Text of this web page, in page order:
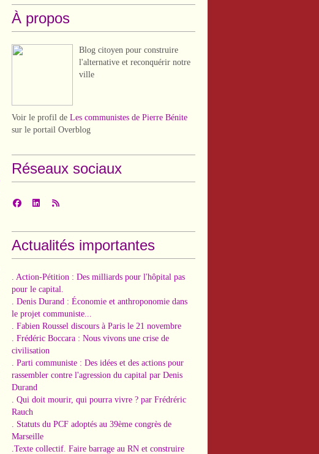
À propos
Blog citoyen pour construire
l'alternative et reconquérir notre
ville
Voir le profil de Les communistes de Pierre Bénite
sur le portail Overblog
Réseaux sociaux
Actualités importantes
. Action-Pétition : Des milliards pour l'hôpital pas
pour le capital.
. Denis Durand : Économie et anthroponomie dans
le projet communiste...
. Fabien Roussel discours à Paris le 21 novembre
. Frédéric Boccara : Nous vivons une crise de
civilisation
. Parti communiste : Des idées et des actions pour
rassembler contre l'agression du capital par Denis
Durand
. Qui doit mourir, qui pourra vivre ? par Frédréric
Rauch
. Statuts du PCF adoptés au 39ème congrès de
Marseille
.Texte collectif. Faire barrage au RN et construire